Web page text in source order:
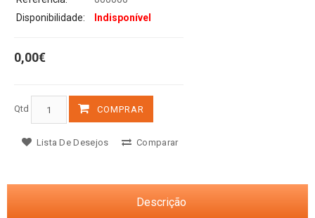
Disponibilidade:
Indisponível
0,00€
Qtd COMPRAR
Lista De Desejos Comparar
Descrição